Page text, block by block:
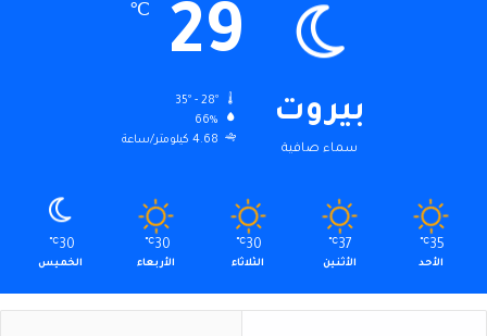
بيروت
سماء صافية
29
℃
66%
4.68 كيلومتر/ساعة
35
℃
الأحد
37
℃
الأثنين
30
℃
الثلاثاء
30
℃
الأربعاء
30
℃
الخميس